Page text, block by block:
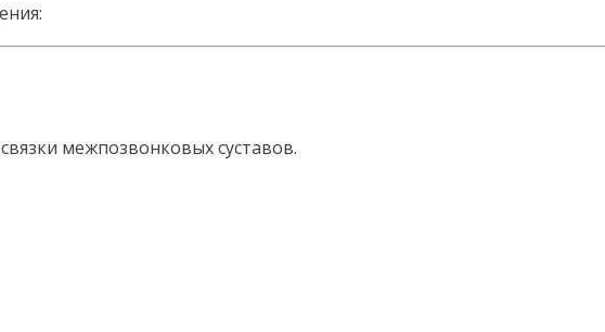
межпозвонковых суставов.